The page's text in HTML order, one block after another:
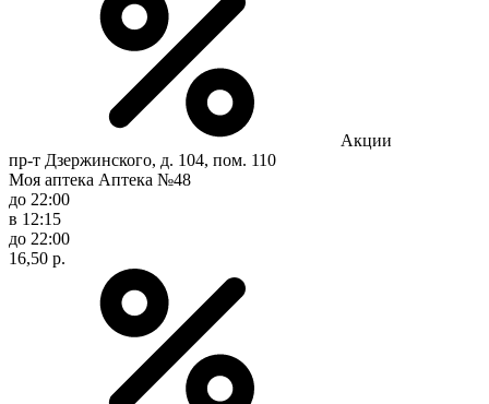
Акции
пр-т Дзержинского, д. 104, пом. 110
Моя аптека Аптека №48
до 22:00
в 12:15
до 22:00
16,50 р.